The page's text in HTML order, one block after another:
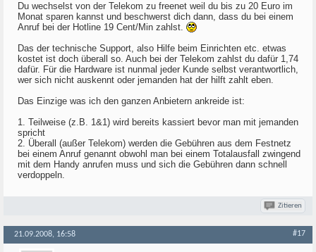
Du wechselst von der Telekom zu freenet weil du bis zu 20 Euro im
Monat sparen kannst und beschwerst dich dann, dass du bei einem
Anruf bei der Hotline 19 Cent/Min zahlst.
Das der technische Support, also Hilfe beim Einrichten etc. etwas
kostet ist doch überall so. Auch bei der Telekom zahlst du dafür 1,74
dafür. Für die Hardware ist nunmal jeder Kunde selbst verantwortlich,
wer sich nicht auskennt oder jemanden hat der hilft zahlt eben.
Das Einzige was ich den ganzen Anbietern ankreide ist:
1. Teilweise (z.B. 1&1) wird bereits kassiert bevor man mit jemanden
spricht
2. Überall (außer Telekom) werden die Gebühren aus dem Festnetz
bei einem Anruf genannt obwohl man bei einem Totalausfall zwingend
mit dem Handy anrufen muss und sich die Gebühren dann schnell
verdoppeln.
Zitieren
21.09.2008, 16:58 #17